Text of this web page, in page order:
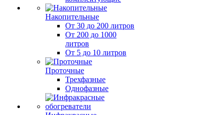
Накопительные
От 30 до 200 литров
От 200 до 1000
литров
От 5 до 10 литров
Проточные
Трехфазные
Однофазные